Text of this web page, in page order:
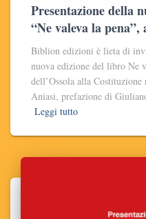
Presentazione della
“Ne valeva la
Biblion edizioni è lieta di
nuova edizione del libro Ne
dell’Ossola alla
Aniasi, prefazione di
Leggi tutto